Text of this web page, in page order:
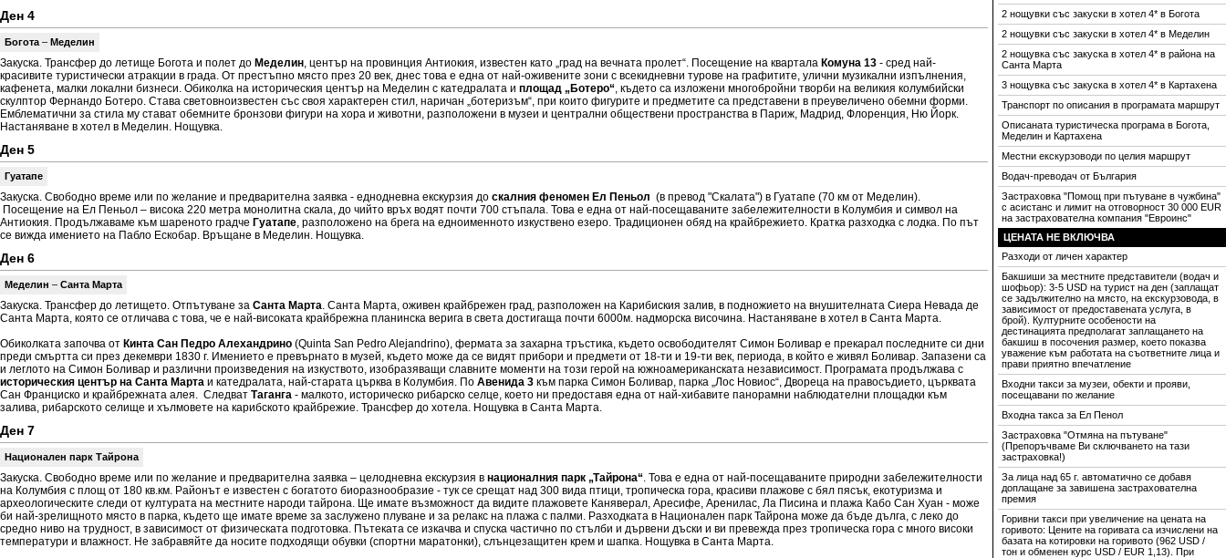
Ден 4
Богота – Меделин
Закуска. Трансфер до летище Богота и полет до Меделин, център на провинция Антиокия, известен като „град на вечната пролет“. Посещение на квартала Комуна 13 - сред най-
красивите туристически атракции в града. От престъпно място през 20 век, днес това е една от най-оживените зони с всекидневни турове на графитите, улични музикални изпълнения,
кафенета, малки локални бизнеси. Обиколка на историческия център на Меделин с катедралата и площад „Ботеро“, където са изложени многобройни творби на великия колумбийски
скулптор Фернандо Ботеро. Става световноизвестен със своя характерен стил, наричан „ботеризъм“, при които фигурите и предметите са представени в преувеличено обемни форми.
Емблематични за стила му стават обемните бронзови фигури на хора и животни, разположени в музеи и централни обществени пространства в Париж, Мадрид, Флоренция, Ню Йорк.
Настаняване в хотел в Меделин. Нощувка.
Ден 5
Гуатапе
Закуска. Свободно време или по желание и предварителна заявка - еднодневна екскурзия до скалния феномен Ел Пеньол (в превод "Скалата") в Гуатапе (70 км от Меделин).
Посещение на Ел Пеньол – висока 220 метра монолитна скала, до чийто връх водят почти 700 стъпала. Това е една от най-посещаваните забележителности в Колумбия и символ на
Антиокия. Продължаваме към шареното градче Гуатапе, разположено на брега на едноименното изкуствено езеро. Традиционен обяд на крайбрежието. Кратка разходка с лодка. По път
се вижда имението на Пабло Ескобар. Връщане в Меделин. Нощувка.
Ден 6
Меделин – Санта Марта
Закуска. Трансфер до летището. Отпътуване за Санта Марта. Санта Марта, оживен крайбрежен град, разположен на Карибиския залив, в подножието на внушителната Сиера Невада де
Санта Марта, която се отличава с това, че е най-високата крайбрежна планинска верига в света достигаща почти 6000м. надморска височина. Настаняване в хотел в Санта Марта.
Обиколката започва от Кинта Сан Педро Алехандрино (Quinta San Pedro Alejandrino), фермата за захарна тръстика, където освободителят Симон Боливар е прекарал последните си дни
преди смъртта си през декември 1830 г. Имението е превърнато в музей, където може да се видят прибори и предмети от 18-ти и 19-ти век, периода, в който е живял Боливар. Запазени са
и леглото на Симон Боливар и различни произведения на изкуството, изобразяващи славните моменти на този герой на южноамериканската независимост. Програмата продължава с
историческия център на Санта Марта и катедралата, най-старата църква в Колумбия. По Авенида 3 към парка Симон Боливар, парка „Лос Новиос“, Двореца на правосъдието, църквата
Сан Франциско и крайбрежната алея. Следват Таганга - малкото, историческо рибарско селце, което ни предоставя една от най-хибавите панорамни наблюдателни площадки към
залива, рибарското селище и хълмовете на карибското крайбрежие. Трансфер до хотела. Нощувка в Санта Марта.
Ден 7
Национален парк Тайрона
Закуска. Свободно време или по желание и предварителна заявка – целодневна екскурзия в националния парк „Тайрона“. Това е една от най-посещаваните природни забележителности
на Колумбия с площ от 180 кв.км. Районът е известен с богатото биоразнообразие - тук се срещат над 300 вида птици, тропическа гора, красиви плажове с бял пясък, екотуризма и
археологическите следи от културата на местните народи тайрона. Ще имате възможност да видите плажовете Каняверал, Аресифе, Аренилас, Ла Писина и плажа Кабо Сан Хуан - може
би най-зрелищното място в парка, където ще имате време за заслужено плуване и за релакс на плажа с палми. Разходката в Национален парк Тайрона може да бъде дълга, с леко до
средно ниво на трудност, в зависимост от физическата подготовка. Пътеката се изкачва и спуска частично по стълби и дървени дъски и ви превежда през тропическа гора с много високи
температури и влажност. Не забравяйте да носите подходящи обувки (спортни маратонки), слънцезащитен крем и шапка. Нощувка в Санта Марта.
2 нощувки със закуски в хотел 4* в Богота
2 нощувки със закуски в хотел 4* в Меделин
2 нощувка със закуска в хотел 4* в района на
Санта Марта
3 нощувка със закуска в хотел 4* в Картахена
Транспорт по описания в програмата маршрут
Описаната туристическа програма в Богота,
Меделин и Картахена
Местни екскурзоводи по целия маршрут
Водач-преводач от България
Застраховка "Помощ при пътуване в чужбина"
с асистанс и лимит на отговорност 30 000 EUR
на застрахователна компания "Евроинс"
ЦЕНАТА НЕ ВКЛЮЧВА
Разходи от личен характер
Бакшиши за местните представители (водач и
шофьор): 3-5 USD на турист на ден (заплащат
се задължително на място, на екскурзовода, в
зависимост от предоставената услуга, в
брой). Културните особености на
дестинацията предполагат заплащането на
бакшиш в посочения размер, което показва
уважение към работата на съответните лица и
прави приятно впечатление
Входни такси за музеи, обекти и прояви,
посещавани по желание
Входна такса за Ел Пенол
Застраховка "Отмяна на пътуване"
(Препоръчваме Ви сключването на тази
застраховка!)
За лица над 65 г. автоматично се добавя
доплащане за завишена застрахователна
премия
Горивни такси при увеличение на цената на
горивото: Цените на горивата са изчислени на
базата на котировки на горивото (962 USD /
тон и обменен курс USD / EUR 1,13). При